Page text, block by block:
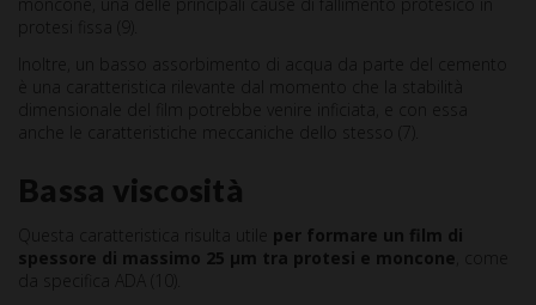
protesi fissa (9).
Inoltre, un basso assorbimento di acqua da parte del cemento
è una caratteristica rilevante dal momento che la stabilità
dimensionale del film potrebbe venire inficiata, e con essa
anche le caratteristiche meccaniche dello stesso (7).
Bassa viscosità
Questa caratteristica risulta utile per formare un film di
spessore di massimo 25 µm tra protesi e moncone